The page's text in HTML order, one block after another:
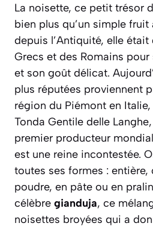
La noisette, ce petit trésor
bien plus qu’un simple
depuis l’Antiquité, elle
Grecs et des Romains
et son goût délicat.
plus réputées proviennent
région du Piémont en
Tonda Gentile delle Langhe
premier producteur
est une reine incontestée.
toutes ses formes : entière,
poudre, en pâte ou en
célèbre gianduja, ce
noisettes broyées qui a